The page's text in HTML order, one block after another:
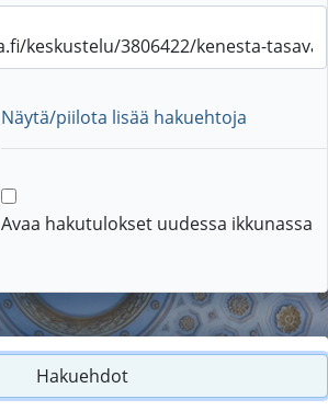
Näytä/piilota lisää hakuehtoja
Avaa hakutulokset uudessa ikkunassa
Hakuehdot